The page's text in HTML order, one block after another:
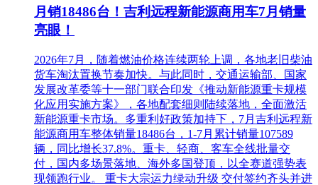
本项目共分六个包。供应商参与六个分包投标的，应按分包分
别获取采购文件。投标人未按要求获取招标文件导致无法投标
的，后果自负(其投标文件不予接受)。
六、提交投标文件截止时间、开标时间和地点
(一)投标文件提交截止时间及开标时间：2023 年11月24 日9:00
(二)投标人应在截止时间前将投标文件递交至开标现场，逾期
招标人不予受理。
(三)本项目采用：
月销18486台！吉利远程新能源商用车7月销量
亮眼！
2026年7月，随着燃油价格连续两轮上调，各地老旧柴油
货车淘汰置换节奏加快。与此同时，交通运输部、国家
发展改革委等十一部门联合印发《推动新能源重卡规模
化应用实施方案》，各地配套细则陆续落地，全面激活
新能源重卡市场。多重利好政策加持下，7月吉利远程新
能源商用车整体销量18486台，1-7月累计销量107589
辆，同比增长37.8%。重卡、轻商、客车全线批量交
付，国内多场景落地、海外多国登顶，以全赛道强势表
现领跑行业。 重卡大宗运力绿动升级 交付签约齐头并进